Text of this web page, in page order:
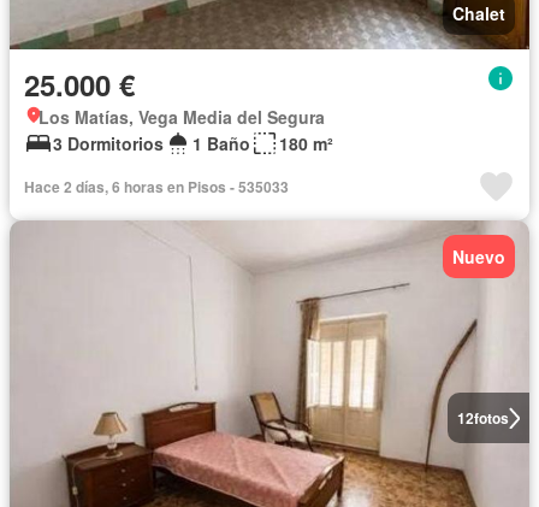
Chalet
25.000 €
Los Matías, Vega Media del Segura
3 Dormitorios
1 Baño 180 m²
Hace 2 días, 6 horas en Pisos - 535033
12fotos
Nuevo